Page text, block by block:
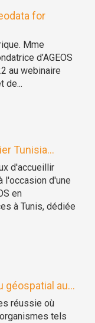
for
Mme
d’AGEOS
au webinaire
de...
Tunisia...
d'accueillir
l'occasion d'une
en
à Tunis, dédiée
géospatial au...
réussie où
tels